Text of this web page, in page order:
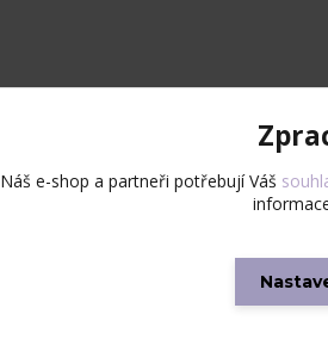
Copyright ©
Náš e-shop a partneři potřebují Váš